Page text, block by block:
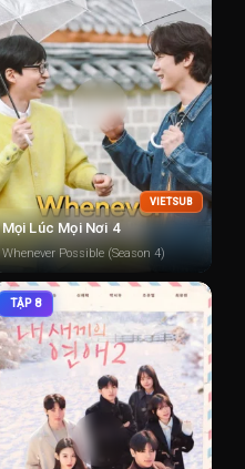
VIETSUB
Mọi Lúc Mọi Nơi 4
Whenever Possible (Season 4)
TẬP 8